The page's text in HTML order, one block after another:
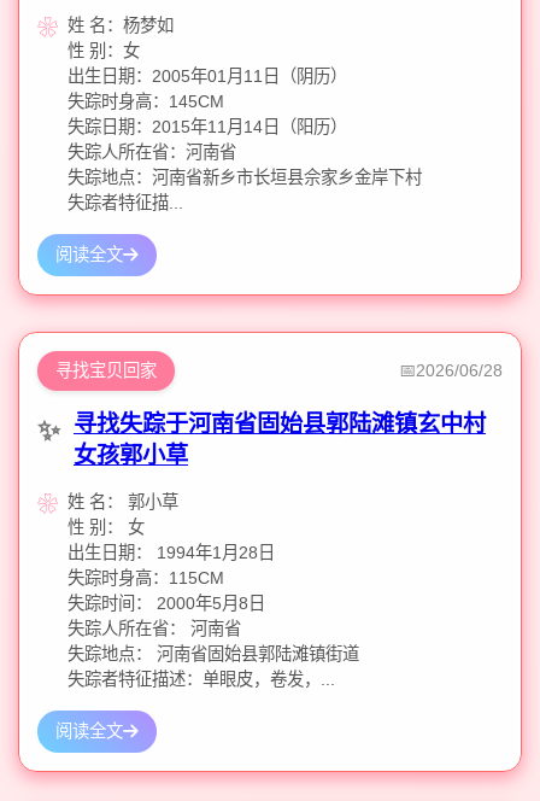
姓 名：杨梦如
性 别：女
出生日期：2005年01月11日（阴历）
失踪时身高：145CM
失踪日期：2015年11月14日（阳历）
失踪人所在省：河南省
失踪地点：河南省新乡市长垣县佘家乡金岸下村
失踪者特征描...
阅读全文
寻找宝贝回家 2026/06/28
寻找失踪于河南省固始县郭陆滩镇玄中村
女孩郭小草
姓 名： 郭小草
性 别： 女
出生日期： 1994年1月28日
失踪时身高：115CM
失踪时间： 2000年5月8日
失踪人所在省： 河南省
失踪地点： 河南省固始县郭陆滩镇街道
失踪者特征描述：单眼皮，卷发，...
阅读全文